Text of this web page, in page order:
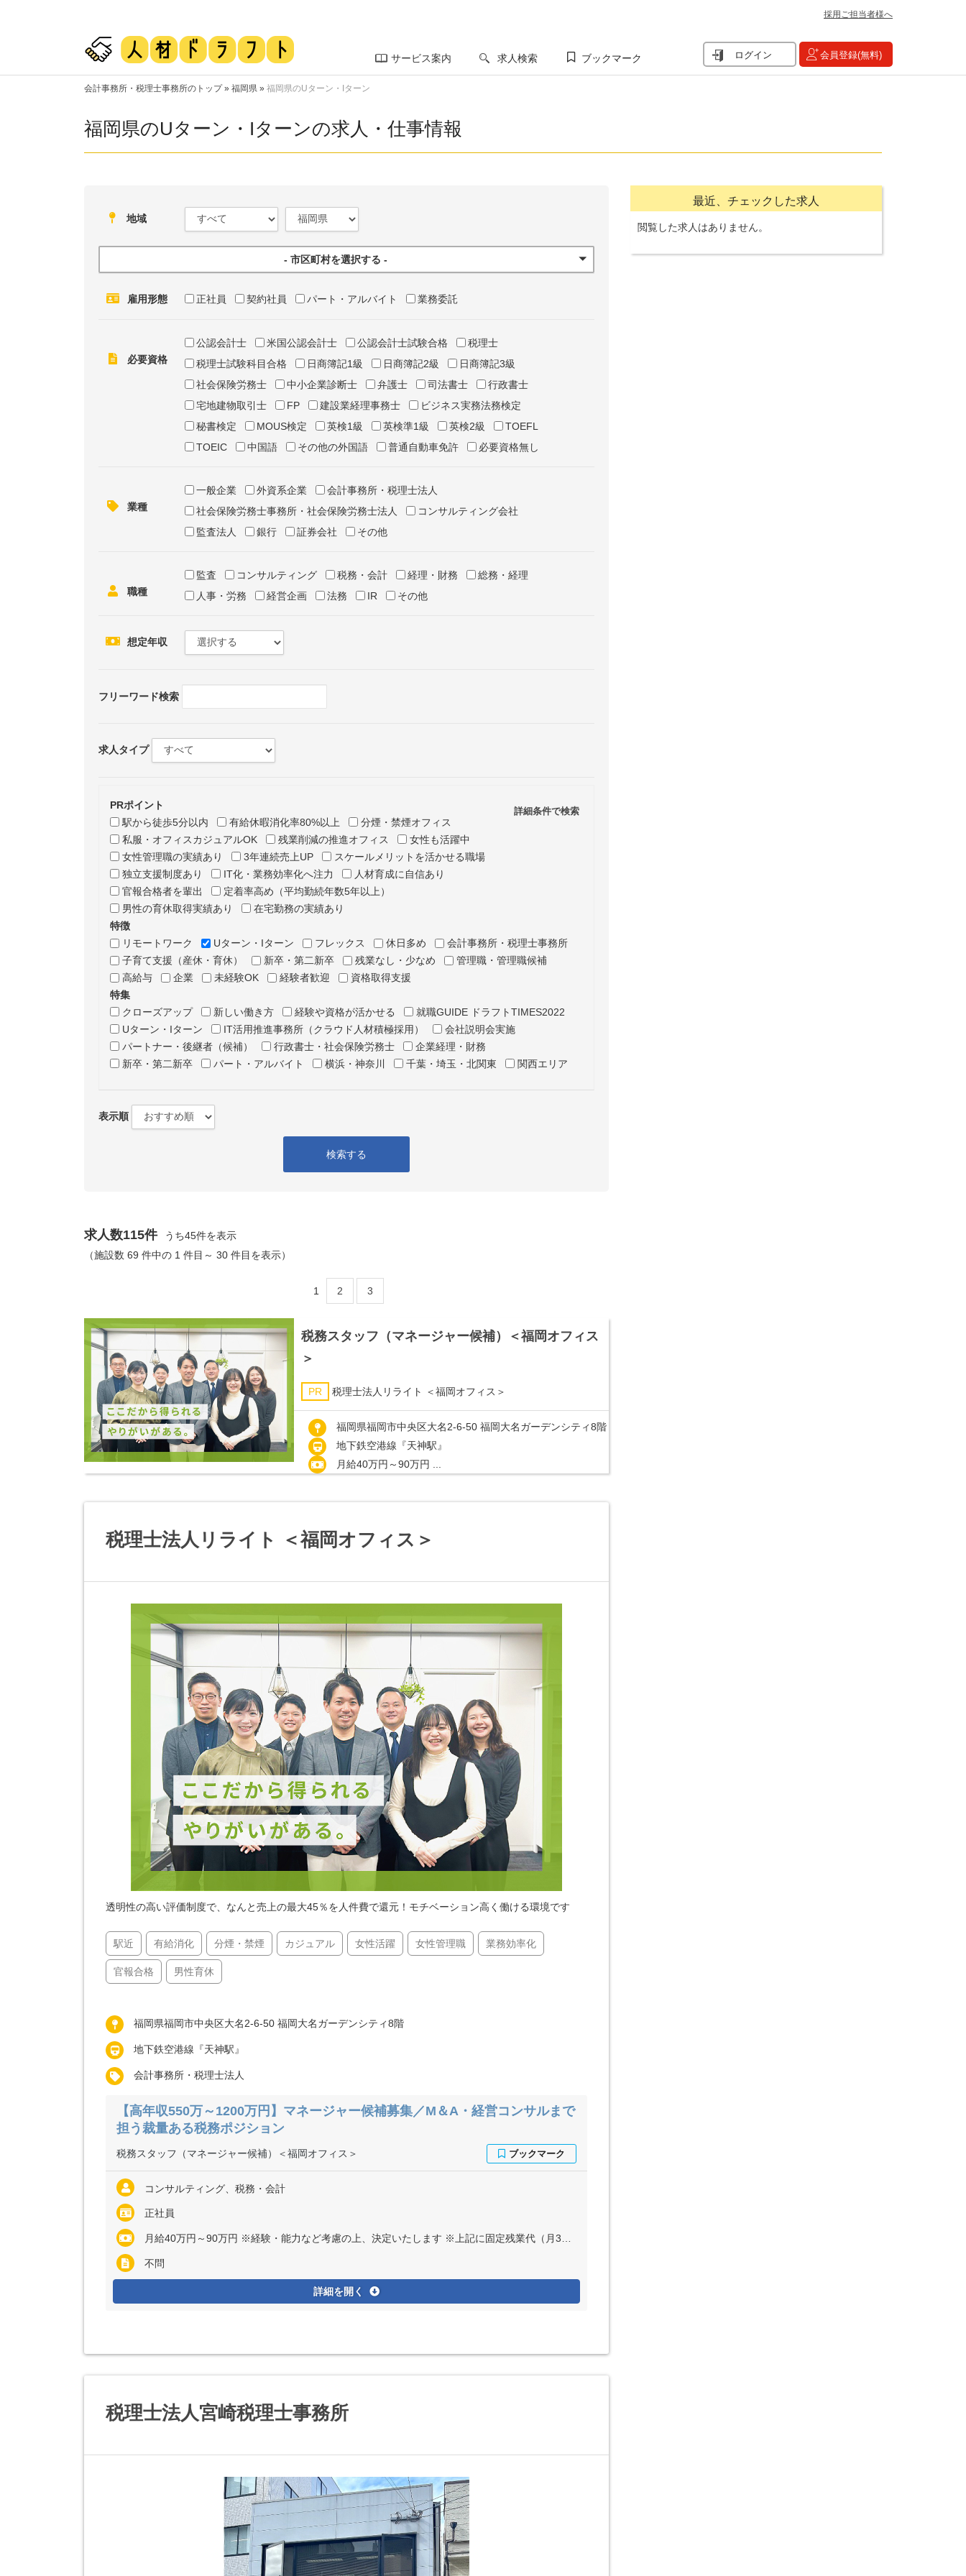
採用ご担当者様へ
サービス案内 求人検索 ブックマーク ログイン 会員登録(無料)
会計事務所・税理士事務所のトップ» 福岡県 » 福岡県のUターン・Iターン
福岡県のUターン・Iターンの求人・仕事情報
地域
- 市区町村を選択する -
雇用形態 正社員 契約社員 パート・アルバイト 業務委託
必要資格
公認会計士 米国公認会計士 公認会計士試験合格
税理士
税理士試験科目合格
日商簿記1級 日商簿記2級
日商簿記3級
社会保険労務士
中小企業診断士 弁護士 司法書士
行政書士
宅地建物取引士
FP 建設業経理事務士
ビジネス実務法務検定
秘書検定
MOUS検定 英検1級 英検準1級 英検2級
TOEFL
TOEIC
中国語 その他の外国語 普通自動車免許 必要資格無し
業種
一般企業 外資系企業
会計事務所・税理士法人
社会保険労務士事務所・社会保険労務士法人
コンサルティング会社
監査法人
銀行 証券会社 その他
職種
監査 コンサルティング 税務・会計 経理・財務
総務・経理
人事・労務
経営企画 法務 IR その他
想定年収
フリーワード検索
求人タイプ
Hide
表示
詳細条件で検索
PRポイント
駅から徒歩5分以内
有給休暇消化率80%以上
分煙・禁煙オフィス
私服・オフィスカジュアルOK
残業削減の推進オフィス
女性も活躍中
女性管理職の実績あり
3年連続売上UP
スケールメリットを活かせる職場
独立支援制度あり
IT化・業務効率化へ注力
人材育成に自信あり
官報合格者を輩出
定着率高め（平均勤続年数5年以上）
男性の育休取得実績あり
在宅勤務の実績あり
特徴
リモートワーク
Uターン・Iターン フレックス 休日多め
会計事務所・税理士事務所
子育て支援（産休・育休）
新卒・第二新卒 残業なし・少なめ
管理職・管理職候補
高給与
企業 未経験OK 経験者歓迎
資格取得支援
特集
クローズアップ
新しい働き方 経験や資格が活かせる
就職GUIDE ドラフトTIMES2022
Uターン・Iターン
IT活用推進事務所（クラウド人材積極採用）
会社説明会実施
パートナー・後継者（候補）
行政書士・社会保険労務士
企業経理・財務
新卒・第二新卒
パート・アルバイト 横浜・神奈川 千葉・埼玉・北関東 関西エリア
表示順
検索する
求人数115件
うち45件を表示
（施設数 69 件中の 1 件目～ 30 件目を表示）
1 2 3
税務スタッフ（マネージャー候補）＜福岡オフィス
＞
PR 税理士法人リライト ＜福岡オフィス＞
福岡県福岡市中央区大名2-6-50 福岡大名ガーデンシティ8階
地下鉄空港線『天神駅』
月給40万円～90万円 ...
税理士法人リライト ＜福岡オフィス＞
透明性の高い評価制度で、なんと売上の最大45％を人件費で還元！モチベーション高く働ける環境です
駅近 有給消化 分煙・禁煙 カジュアル 女性活躍 女性管理職 業務効率化
官報合格 男性育休
福岡県福岡市中央区大名2-6-50 福岡大名ガーデンシティ8階
地下鉄空港線『天神駅』
会計事務所・税理士法人
【高年収550万～1200万円】マネージャー候補募集／M＆A・経営コンサルまで
担う裁量ある税務ポジション
税務スタッフ（マネージャー候補）＜福岡オフィス＞
コンサルティング、税務・会計
正社員
月給40万円～90万円 ※経験・能力など考慮の上、決定いたします ※上記に固定残業代（月32時間分＝8万円～17万6000円）を含む ※超過分は別途全額支給
不問
詳細を開く
税理士法人宮崎税理士事務所
最近、チェックした求人
閲覧した求人はありません。